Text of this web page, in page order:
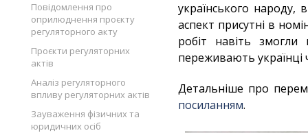
Повідомлення про
оприлюднення проєкту
регуляторного акту
Проєкти регуляторних
актів
Аналіз регуляторного
впливу регуляторних актів
Зауваження фізичних та
юридичних осіб
українського народу,
аспект присутні в
робіт навіть
переживають українці
Детальніше про
посиланням.